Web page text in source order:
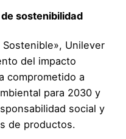
sostenibilidad
Unilever
del impacto
comprometido a
para 2030 y
social y
de productos.